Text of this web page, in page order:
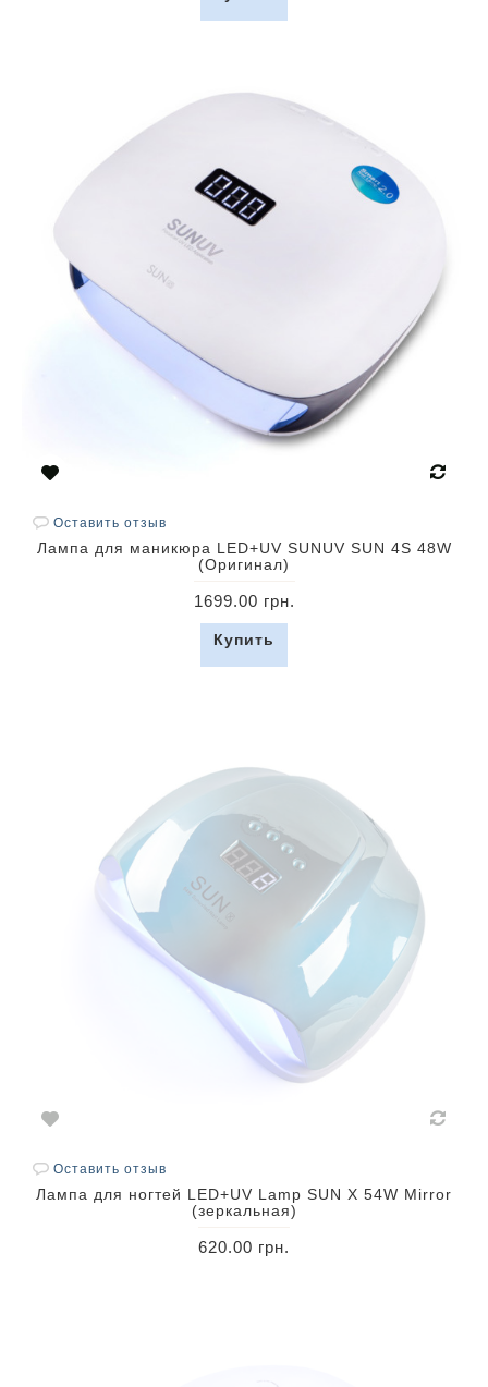
Оставить отзыв
Лампа для маникюра LED+UV SUNUV SUN 4S 48W
(Оригинал)
1699.00 грн.
Купить
Оставить отзыв
Лампа для ногтей LED+UV Lamp SUN X 54W Mirror
(зеркальная)
620.00 грн.